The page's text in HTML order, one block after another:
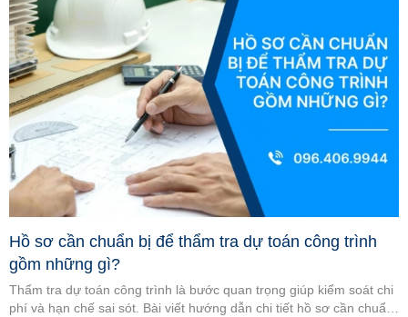
Hồ sơ cần chuẩn bị để thẩm tra dự toán công trình
gồm những gì?
Thẩm tra dự toán công trình là bước quan trọng giúp kiểm soát chi
phí và hạn chế sai sót. Bài viết hướng dẫn chi tiết hồ sơ cần chuẩn